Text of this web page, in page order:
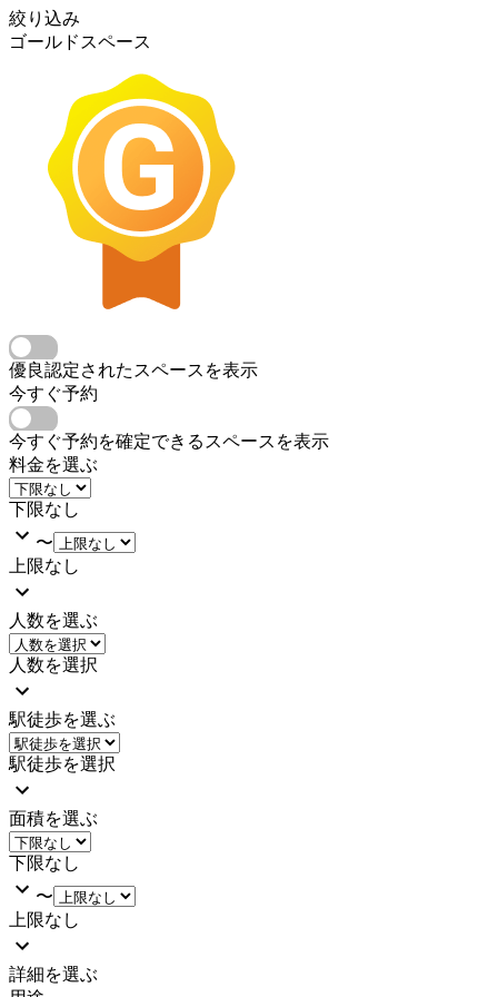
絞り込み
ゴールドスペース
優良認定されたスペースを表示
今すぐ予約
今すぐ予約を確定できるスペースを表示
料金を選ぶ
下限なし
〜
上限なし
人数を選ぶ
人数を選択
駅徒歩を選ぶ
駅徒歩を選択
面積を選ぶ
下限なし
〜
上限なし
詳細を選ぶ